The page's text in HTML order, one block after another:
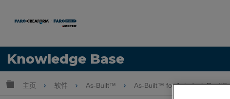
Knowledge Base
语言
扩展/隐缩全局层次
主页 软件 As-Built™ As-Built™ for Autodesk Revit®